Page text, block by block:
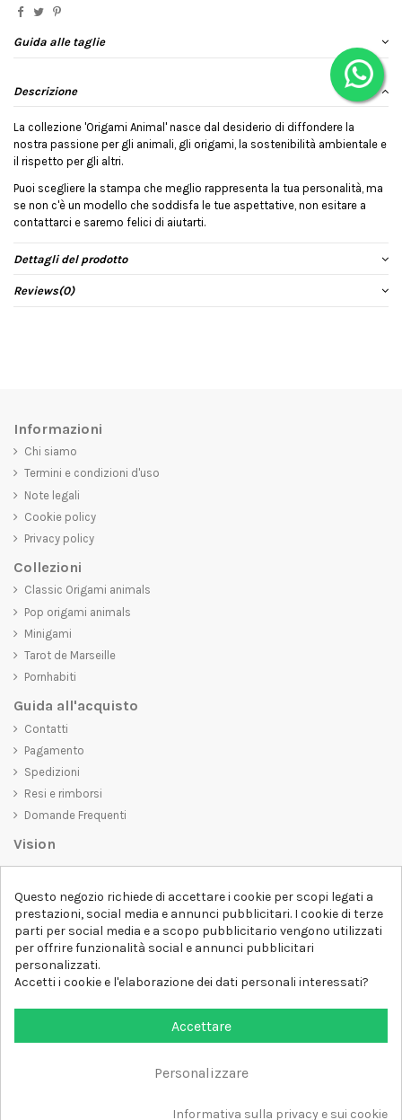
Guida alle taglie
Descrizione
La collezione 'Origami Animal' nasce dal desiderio di diffondere la
nostra passione per gli animali, gli origami, la sostenibilità ambientale e
il rispetto per gli altri.
Puoi scegliere la stampa che meglio rappresenta la tua personalità, ma
se non c'è un modello che soddisfa le tue aspettative, non esitare a
contattarci e saremo felici di aiutarti.
Dettagli del prodotto
Reviews(0)
Informazioni
Chi siamo
Termini e condizioni d'uso
Note legali
Cookie policy
Privacy policy
Collezioni
Classic Origami animals
Pop origami animals
Minigami
Tarot de Marseille
Pornhabiti
Guida all'acquisto
Contatti
Pagamento
Spedizioni
Resi e rimborsi
Domande Frequenti
Vision
belli da vedere, ma che trasmettano anche un messaggio importante.
Che siate alla ricerca di una t-shirt unica e di tendenza, di una felpa
comoda e accogliente o di un accessorio esclusivo,D-SHIRTha
qualcosa per tutti.
Follow us
Questo negozio richiede di accettare i cookie per scopi legati a
prestazioni, social media e annunci pubblicitari. I cookie di terze
parti per social media e a scopo pubblicitario vengono utilizzati
per offrire funzionalità social e annunci pubblicitari
personalizzati.
Accetti i cookie e l'elaborazione dei dati personali interessati?
Accettare
Personalizzare
Informativa sulla privacy e sui cookie